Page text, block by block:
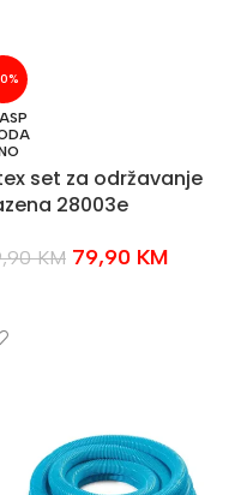
set za održavanje
28003e
KM 79,90 KM